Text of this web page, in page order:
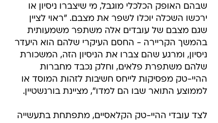
שבהם האופק הכלכלי מוגבל, מי שיצברו ניסיון או
ירכשו השכלה יוכלו לשפר את מצבם. "ראוי לציין
שגם מצבם של עובדים אלה משתפר משמעותית
בהמשך הקריירה - החסם העיקרי שלהם הוא היעדר
ניסיון, ומרגע שהם צברו את הניסיון הזה, המשכורת
שלהם משתפרת פלאים, וחלק נכבד מחברות
ההיי-טק מפסיקות לייחס חשיבות לזהות המוסד או
לממוצע התואר שבו הם למדו", מציינת בורנשטיין.
לצד עובדי ההיי-טק הקלאסיים, מתפתחת בתעשייה